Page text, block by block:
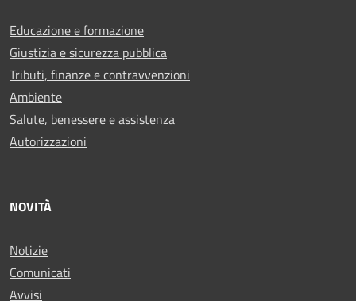
Educazione e formazione
Giustizia e sicurezza pubblica
Tributi, finanze e contravvenzioni
Ambiente
Salute, benessere e assistenza
Autorizzazioni
NOVITÀ
Notizie
Comunicati
Avvisi